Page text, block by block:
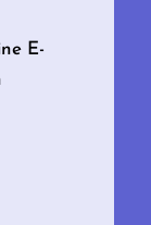
E-